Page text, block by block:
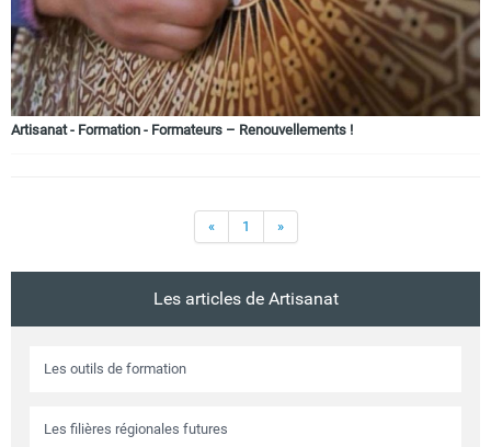
Artisanat - Formation - Formateurs – Renouvellements !
« 1 »
Les articles de Artisanat
Les outils de formation
Les filières régionales futures